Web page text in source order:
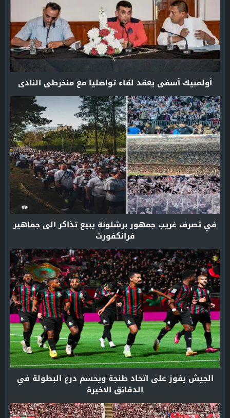
أولمبيك آسفي يعقد لقاء تواصليا مع منخرطي النادي
في تصرف غريب جمهور برشلونة يبيع تذاكر الى جماهير
فرانكفورت
الجيش يفوز على اتحاد طنجة ويحسم درع البطولة في
الدقائق الاخيرة